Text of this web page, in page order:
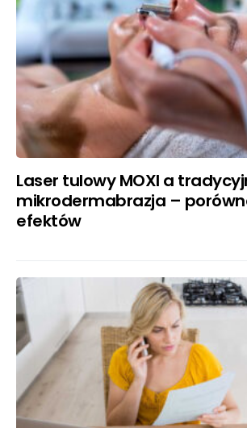
Laser tulowy MOXI a
mikrodermabrazja –
efektów